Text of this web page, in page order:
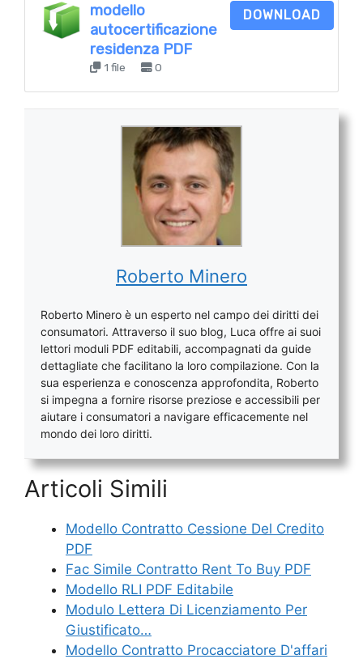
modello
autocertificazione
residenza PDF
1 file 0
DOWNLOAD
Roberto Minero
Roberto Minero è un esperto nel campo dei diritti dei
consumatori. Attraverso il suo blog, Luca offre ai suoi
lettori moduli PDF editabili, accompagnati da guide
dettagliate che facilitano la loro compilazione. Con la
sua esperienza e conoscenza approfondita, Roberto
si impegna a fornire risorse preziose e accessibili per
aiutare i consumatori a navigare efficacemente nel
mondo dei loro diritti.
Articoli Simili
Modello Contratto Cessione Del Credito
PDF
Fac Simile Contratto Rent To Buy PDF
Modello RLI PDF Editabile
Modulo Lettera Di Licenziamento Per
Giustificato…
Modello Contratto Procacciatore D'affari